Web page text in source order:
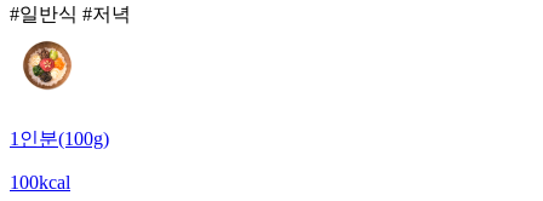
#일반식 #저녁
1인분(100g)
100kcal